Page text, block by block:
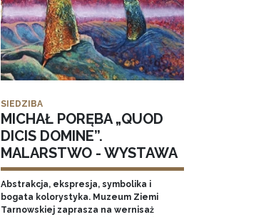
SIEDZIBA
MICHAŁ PORĘBA „QUOD
DICIS DOMINE”.
MALARSTWO - WYSTAWA
Abstrakcja, ekspresja, symbolika i
bogata kolorystyka. Muzeum Ziemi
Tarnowskiej zaprasza na wernisaż